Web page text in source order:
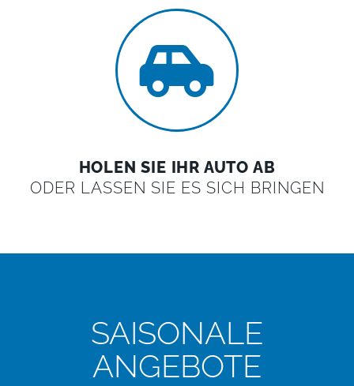
HOLEN SIE IHR AUTO AB
ODER LASSEN SIE ES SICH BRINGEN
SAISONALE
ANGEBOTE